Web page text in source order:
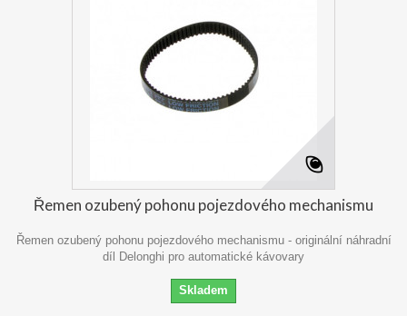
Řemen ozubený pohonu pojezdového mechanismu
Řemen ozubený pohonu pojezdového mechanismu - originální náhradní
díl Delonghi pro automatické kávovary
Skladem